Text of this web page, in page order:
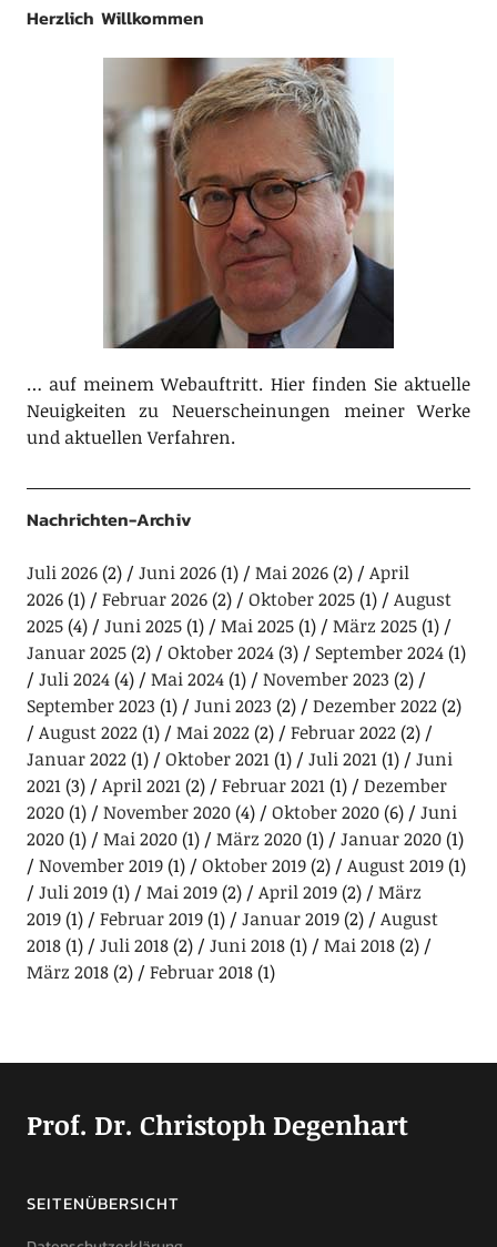
Herzlich Willkommen
… auf meinem Webauftritt. Hier finden Sie aktuelle
Neuigkeiten zu Neuerscheinungen meiner Werke
und aktuellen Verfahren.
Nachrichten-Archiv
Juli 2026(2) Juni 2026(1) Mai 2026(2)
April
2026(1) Februar 2026(2) Oktober 2025(1)
August
2025(4) Juni 2025(1) Mai 2025(1) März 2025(1)
Januar 2025(2) Oktober 2024(3) September 2024(1)
Juli 2024(4) Mai 2024(1) November 2023 (2)
September 2023 (1) Juni 2023 (2) Dezember 2022(2)
August 2022(1) Mai 2022(2) Februar 2022(2)
Januar 2022(1) Oktober 2021(1) Juli 2021(1)
Juni
2021(3) April 2021(2) Februar 2021(1)
Dezember
2020(1) November 2020(4) Oktober 2020(6)
Juni
2020(1) Mai 2020(1) März 2020(1) Januar 2020(1)
November 2019(1) Oktober 2019(2) August 2019(1)
Juli 2019(1) Mai 2019(2) April 2019(2)
März
2019(1) Februar 2019(1) Januar 2019(2)
August
2018(1) Juli 2018(2) Juni 2018(1) Mai 2018(2)
März 2018(2) Februar 2018(1)
Prof. Dr. Christoph Degenhart
SEITENÜBERSICHT